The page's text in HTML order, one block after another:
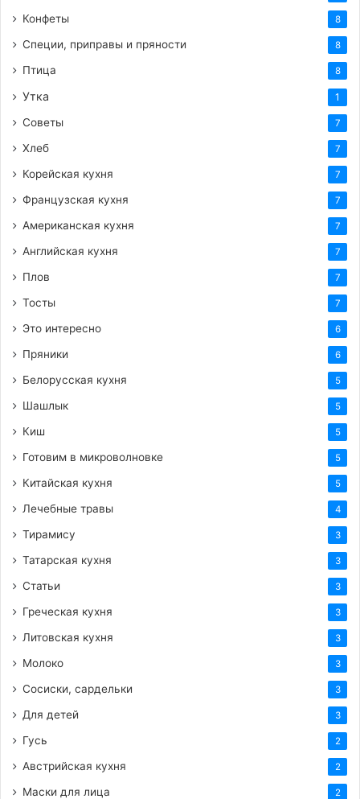
Конфеты 8
Специи, приправы и пряности 8
Птица 8
Утка 1
Советы 7
Хлеб 7
Корейская кухня 7
Французская кухня 7
Американская кухня 7
Английская кухня 7
Плов 7
Тосты 7
Это интересно 6
Пряники 6
Белорусская кухня 5
Шашлык 5
Киш 5
Готовим в микроволновке 5
Китайская кухня 5
Лечебные травы 4
Тирамису 3
Татарская кухня 3
Статьи 3
Греческая кухня 3
Литовская кухня 3
Молоко 3
Сосиски, сардельки 3
Для детей 3
Гусь 2
Австрийская кухня 2
Маски для лица 2